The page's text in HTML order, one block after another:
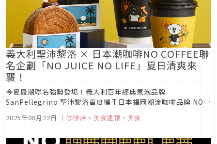
義大利聖沛黎洛 × 日本潮咖啡NO COFFEE聯
名企劃「NO JUICE NO LIFE」夏日清爽來
襲！
今夏最潮聯名強勢登場！義大利百年經典氣泡品牌
SanPellegrino 聖沛黎洛首度攜手日本福岡潮流咖啡品牌 NO
式氣泡水果飲的清爽果香撞擊日式咖啡的細膩韻味，帶來限定可
2025年08月22日 ｜ 咖啡店 、 美食速報 、 美食